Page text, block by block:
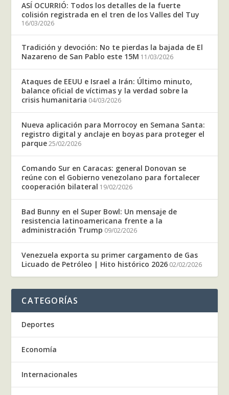
ASÍ OCURRIÓ: Todos los detalles de la fuerte
colisión registrada en el tren de los Valles del Tuy
16/03/2026
Tradición y devoción: No te pierdas la bajada de El
Nazareno de San Pablo este 15M 11/03/2026
Ataques de EEUU e Israel a Irán: Último minuto,
balance oficial de víctimas y la verdad sobre la
crisis humanitaria 04/03/2026
Nueva aplicación para Morrocoy en Semana Santa:
registro digital y anclaje en boyas para proteger el
parque 25/02/2026
Comando Sur en Caracas: general Donovan se
reúne con el Gobierno venezolano para fortalecer
cooperación bilateral 19/02/2026
Bad Bunny en el Super Bowl: Un mensaje de
resistencia latinoamericana frente a la
administración Trump 09/02/2026
Venezuela exporta su primer cargamento de Gas
Licuado de Petróleo | Hito histórico 2026 02/02/2026
CATEGORÍAS
Deportes
Economía
Internacionales